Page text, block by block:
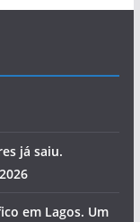
já saiu.
em Lagos. Um